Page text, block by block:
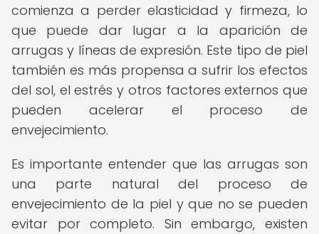
comienza a perder elasticidad y firmeza, lo
que puede dar lugar a la aparición de
arrugas y líneas de expresión. Este tipo de piel
también es más propensa a sufrir los efectos
del sol, el estrés y otros factores externos que
pueden acelerar el proceso de
envejecimiento.
Es importante entender que las arrugas son
una parte natural del proceso de
envejecimiento de la piel y que no se pueden
evitar por completo. Sin embargo, existen